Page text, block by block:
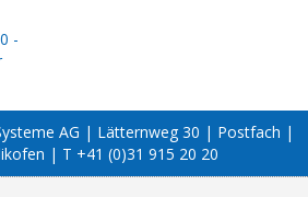
-
AG | Lätternweg 30 | Postfach |
| T +41 (0)31 915 20 20